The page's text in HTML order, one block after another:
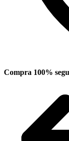
Compra 100%